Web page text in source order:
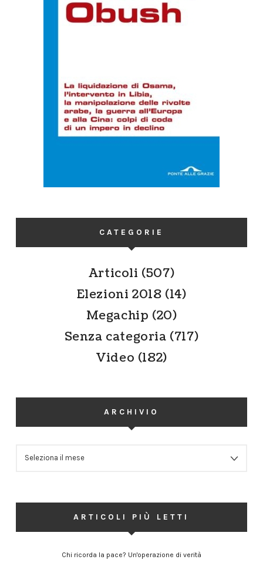
CATEGORIE
Articoli (507)
Elezioni 2018 (14)
Megachip (20)
Senza categoria (717)
Video (182)
ARCHIVIO
ARTICOLI PIÙ LETTI
Chi ricorda la pace? Un'operazione di verità